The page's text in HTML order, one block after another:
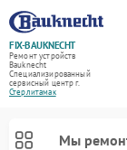
FIX-BAUKNECHT
Ремонт устройств
Bauknecht
Специализированный
cервисный центр г.
Стерлитамак
Мы